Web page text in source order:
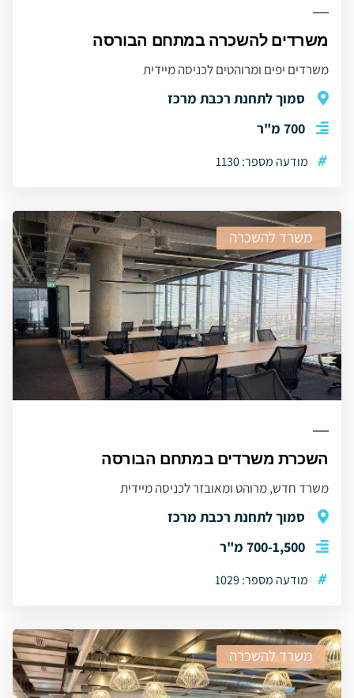
משרדים להשכרה במתחם הבורסה
משרדים יפים ומרוהטים לכניסה מיידית
סמוך לתחנת רכבת מרכז
700 מ"ר
# מודעה מספר: 1130
משרד להשכרה
השכרת משרדים במתחם הבורסה
משרד חדש, מרוהט ומאובזר לכניסה מיידית
סמוך לתחנת רכבת מרכז
700-1,500 מ"ר
# מודעה מספר: 1029
משרד להשכרה